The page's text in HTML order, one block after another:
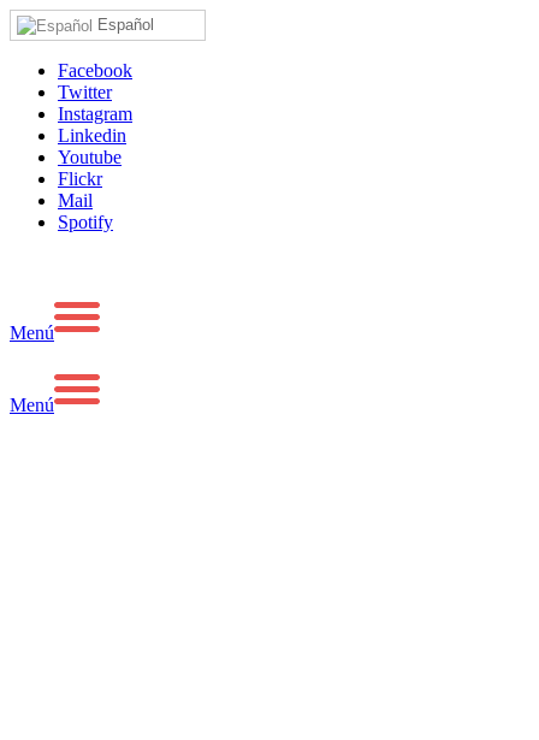
Español
Facebook
Twitter
Instagram
Linkedin
Youtube
Flickr
Mail
Spotify
Menú
Menú